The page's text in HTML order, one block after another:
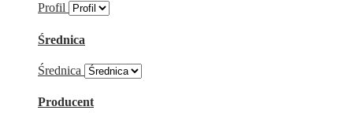
Profil
Średnica
Średnica
Producent